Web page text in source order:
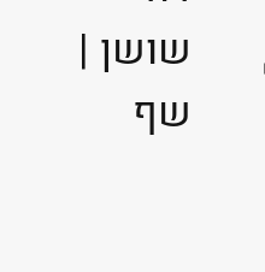
שושן |
שף